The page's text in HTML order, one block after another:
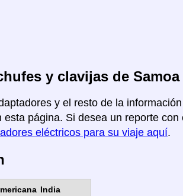
y clavijas de
y el resto de la
página. Si desea un reporte
eléctricos para su viaje aquí.
India